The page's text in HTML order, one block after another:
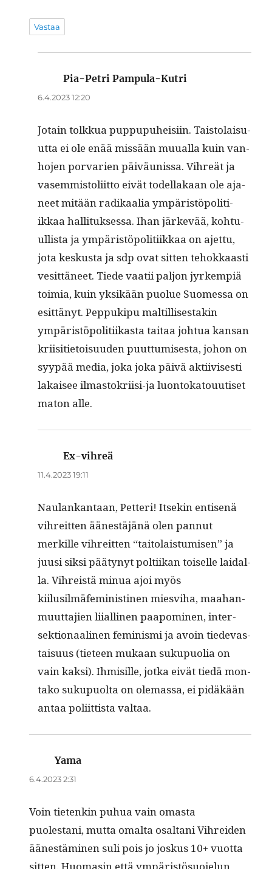
Vastaa
Pia-Petri Pampula-Kutri
6.4.2023 12:20
Jotain tolkkua pup­pupuheisi­in. Tais­to­laisu­
ut­ta ei ole enää mis­sään muual­la kuin van­
ho­jen por­varien päiväu­nis­sa. Vihreät ja
vasem­mis­toli­it­to eivät todel­lakaan ole aja­
neet mitään radikaalia ympäristöpoli­ti­
ikkaa hal­li­tuk­ses­sa. Ihan järkevää, kohtu­
ullista ja ympäristöpoli­ti­ikkaa on ajet­tu,
jota keskus­ta ja sdp ovat sit­ten tehokkaasti
vesit­täneet. Tiede vaatii paljon jyrkem­piä
toimia, kuin yksikään puolue Suomes­sa on
esit­tänyt. Pep­pukipu maltil­lis­es­takin
ympäristöpoli­ti­ikas­ta taitaa johtua kansan
kri­isi­ti­etoisu­u­den puut­tumis­es­ta, johon on
syypää media, joka joka päivä akti­ivis­es­ti
lakaisee ilmas­tokri­isi-ja luon­toka­touutiset
maton alle.
Ex-vihreä
11.4.2023 19:11
Naulankan­taan, Pet­teri! Itsekin entisenä
vihre­it­ten äänestäjänä olen pan­nut
merkille vihre­it­ten “taito­lais­tu­misen” ja
juusi sik­si pää­tynyt polti­ikan toiselle laidal­
la. Vihreistä min­ua ajoi myös
kiilusilmäfem­i­nisti­nen miesvi­ha, maa­han­
muut­ta­jien liialli­nen paapomi­nen, inter­
sek­tion­aa­li­nen fem­i­nis­mi ja avoin tiedev­as­
taisu­us (tieteen mukaan sukupuo­lia on
vain kak­si). Ihmisille, jot­ka eivät tiedä mon­
tako sukupuol­ta on ole­mas­sa, ei pidäkään
antaa poli­it­tista valtaa.
Yama
6.4.2023 2:31
Voin tietenkin puhua vain omas­ta
puolestani, mut­ta oma­l­ta osaltani Vihrei­den
äänestämi­nen suli pois jo joskus 10+ vuot­ta